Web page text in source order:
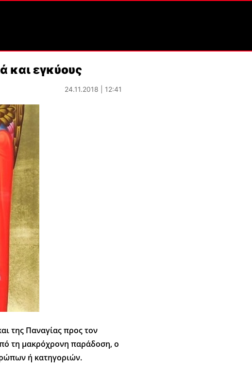
και εγκύους
24.11.2018 | 12:41
της Παναγίας προς τον
τη μακρόχρονη παράδοση, ο
ή κατηγοριών.